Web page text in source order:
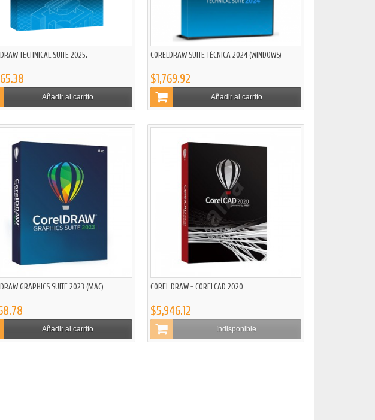
TECHNICAL SUITE 2025.
Añadir al carrito
CORELDRAW SUITE TÉCNICA 2024 (WINDOWS)
$1,769.92
Añadir al carrito
GRAPHICS SUITE 2023 (MAC)
Añadir al carrito
COREL DRAW - CORELCAD 2020
$5,946.12
Indisponible